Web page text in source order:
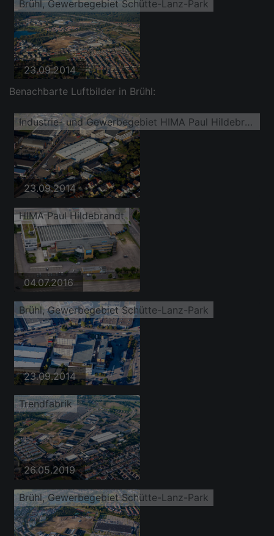
Brühl, Gewerbegebiet Schütte-Lanz-Park
23.09.2014
Benachbarte Luftbilder in Brühl:
Industrie- und Gewerbegebiet HIMA Paul Hildebrandt im Ortsteil Rheinau
23.09.2014
HIMA Paul Hildebrandt
04.07.2016
Brühl, Gewerbegebiet Schütte-Lanz-Park
23.09.2014
Trendfabrik
26.05.2019
Brühl, Gewerbegebiet Schütte-Lanz-Park